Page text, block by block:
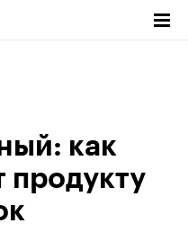
как
продукту